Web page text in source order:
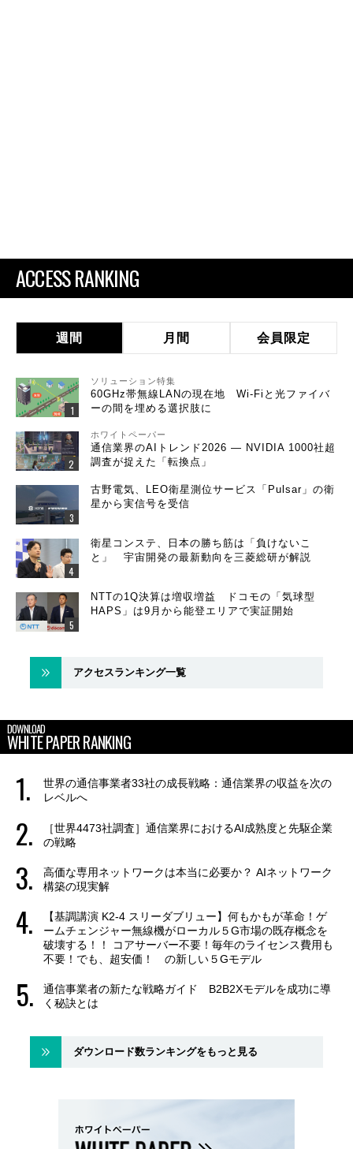
ACCESS RANKING
週間 月間 会員限定
ソリューション特集
60GHz帯無線LANの現在地 Wi-Fiと光ファイバ
ーの間を埋める選択肢に
ホワイトペーパー
通信業界のAIトレンド2026 ― NVIDIA 1000社超
調査が捉えた「転換点」
古野電気、LEO衛星測位サービス「Pulsar」の衛
星から実信号を受信
衛星コンステ、日本の勝ち筋は「負けないこ
と」 宇宙開発の最新動向を三菱総研が解説
NTTの1Q決算は増収増益 ドコモの「気球型
HAPS」は9月から能登エリアで実証開始
アクセスランキング一覧
DOWNLOAD
WHITE PAPER RANKING
世界の通信事業者33社の成長戦略：通信業界の収益を次の
レベルへ
［世界4473社調査］通信業界におけるAI成熟度と先駆企業
の戦略
高価な専用ネットワークは本当に必要か？ AIネットワーク
構築の現実解
【基調講演 K2-4 スリーダブリュー】何もかもが革命！ゲ
ームチェンジャー無線機がローカル５G市場の既存概念を
破壊する！！ コアサーバー不要！毎年のライセンス費用も
不要！でも、超安価！ の新しい５Gモデル
通信事業者の新たな戦略ガイド B2B2Xモデルを成功に導
く秘訣とは
ダウンロード数ランキングをもっと見る